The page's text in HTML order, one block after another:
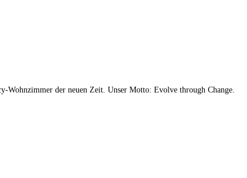
Wohnzimmer der neuen Zeit. Unser Motto: Evolve through Change.